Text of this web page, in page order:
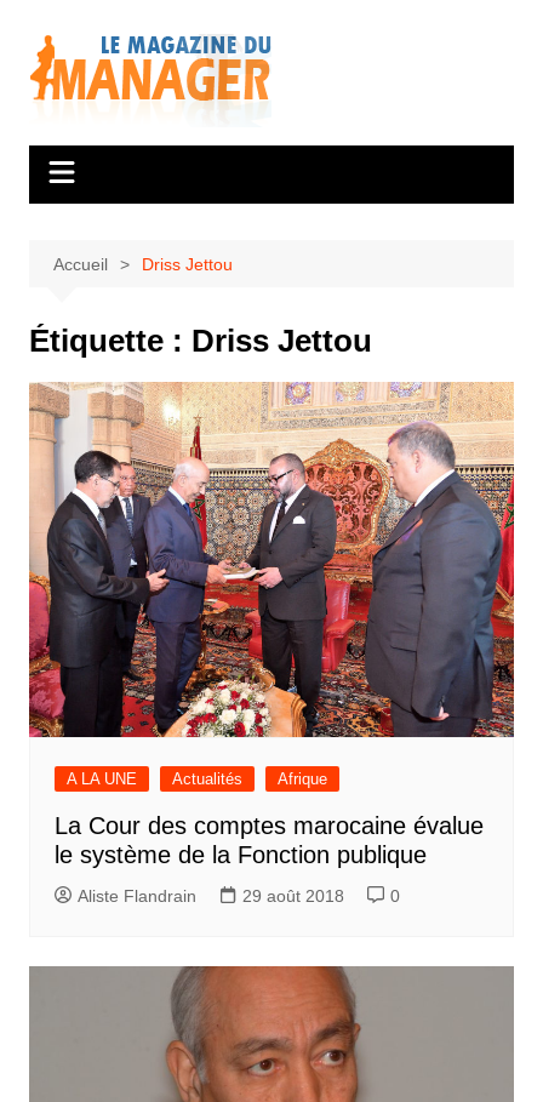
contenu
Accueil Driss Jettou
Étiquette : Driss Jettou
A LA UNE Actualités Afrique
La Cour des comptes marocaine évalue
le système de la Fonction publique
Aliste Flandrain 29 août 2018 0